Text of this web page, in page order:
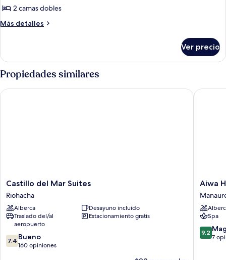
2 camas dobles
Más detalles
Más
Solarium
Ver precio
Propiedades similares
Castillo
del
Mar
Suites
Riohacha
Castillo del Mar Suites
Riohacha
Alberca
Desayuno incluido
Traslado del/al
aeropuerto
Estacionamiento gratis
7.4
de
7.4 Bueno
160 opiniones
Castillo del Mar Suites
Aiwa
Hotel
Aiwa
Spa
9.2
de
9.2
7
Aiwa